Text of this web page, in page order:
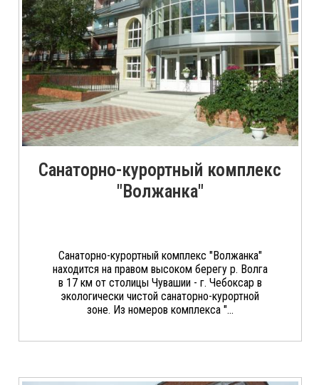
Санаторно-курортный комплекс
"Волжанка"
Санаторно-курортный комплекс "Волжанка"
находится на правом высоком берегу р. Волга
в 17 км от столицы Чувашии - г. Чебоксар в
экологически чистой санаторно-курортной
зоне. Из номеров комплекса "...